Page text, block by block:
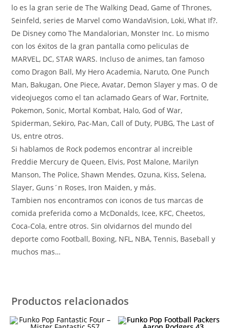
lo es la gran serie de The Walking Dead, Game of Thrones,
Seinfeld, series de Marvel como WandaVision, Loki, What If?.
De Disney como The Mandalorian, Monster Inc. Lo mismo
con los éxitos de la gran pantalla como peliculas de
MARVEL, DC, STAR WARS. Incluso de animes, tan famoso
como Dragon Ball, My Hero Academia, Naruto, One Punch
Man, Bakugan, One Piece, Avatar, Demon Slayer y mas. O de
videojuegos como el tan aclamado Gears of War, Fortnite,
Pokemon, Sonic, Mortal Kombat, Halo, God of War,
Spiderman, Sekiro, Pac-Man, Call of Duty, PUBG, The Last of
Us, entre otros.
Si hablamos de Rock podemos encontrar al increible
Freddie Mercury de Queen, Elvis, Post Malone, Marilyn
Manson, The Police, Shawn Mendes, Ozuna, Kiss, Selena,
Slayer, Guns´n Roses, Iron Maiden, y más.
Tambien nos encontramos con iconos de tus marcas de
comida preferida como a McDonalds, Icee, KFC, Cheetos,
Coca-Cola, entre otros. Sin olvidarnos del mundo del
deporte como Football, Boxing, NFL, NBA, Tennis, Baseball y
muchos mas…
Productos relacionados